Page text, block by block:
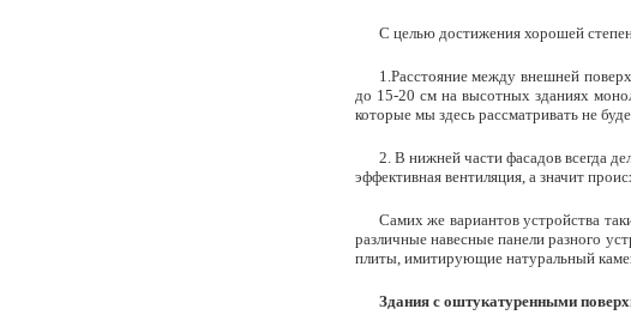
С целью достижения хорошей
1.Расстояние между внешней
до 15-20 см на высотных зданиях
которые мы здесь рассматривать не
2. В нижней части фасадов всегда
эффективная вентиляция, а значит
Самих же вариантов устройства
различные навесные панели разного
плиты, имитирующие натуральный
Здания с оштукатуренными